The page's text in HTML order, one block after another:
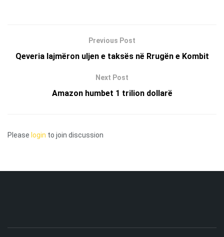
Previous Post
Qeveria lajmëron uljen e taksës në Rrugën e Kombit
Next Post
Amazon humbet 1 trilion dollarë
Please login to join discussion